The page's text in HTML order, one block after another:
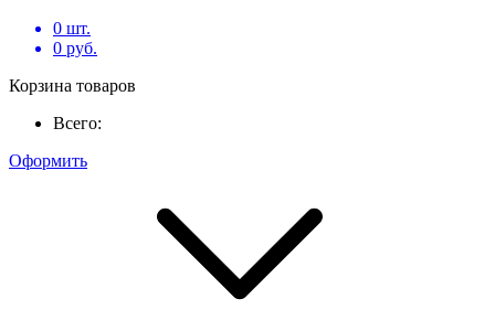
0 шт.
0 руб.
Корзина товаров
Всего:
Оформить